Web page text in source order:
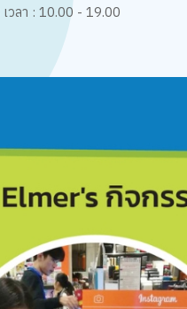
เวลา : 10.00 - 19.00